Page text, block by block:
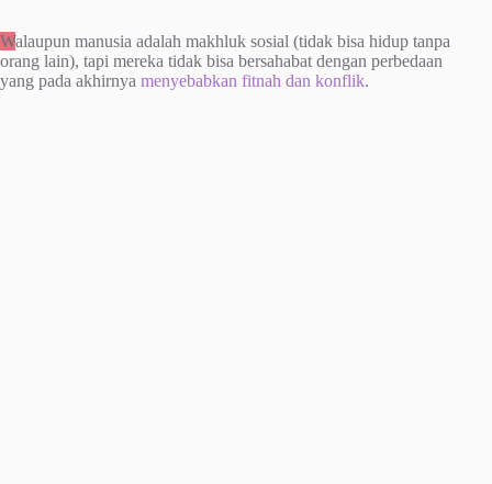
Walaupun manusia adalah makhluk sosial (tidak bisa hidup tanpa
orang lain), tapi mereka tidak bisa bersahabat dengan perbedaan
yang pada akhirnya menyebabkan fitnah dan konflik.